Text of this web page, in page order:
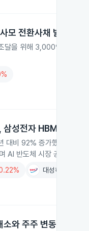
전환사채 발행 결정
달을 위해 3,000억원 규
성전자 HBM5 공개
대비 92% 증가했다고 발
AI 반도체 시장 공략을 강
대성하이텍
소와 주주 변동